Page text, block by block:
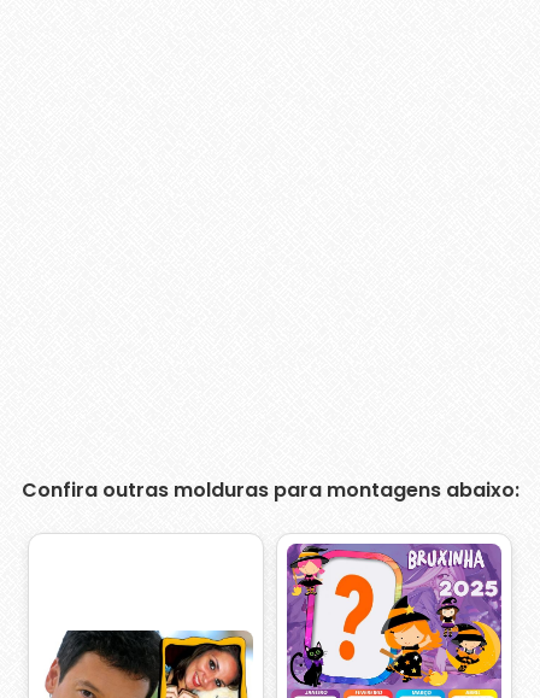
Confira outras molduras para montagens abaixo: